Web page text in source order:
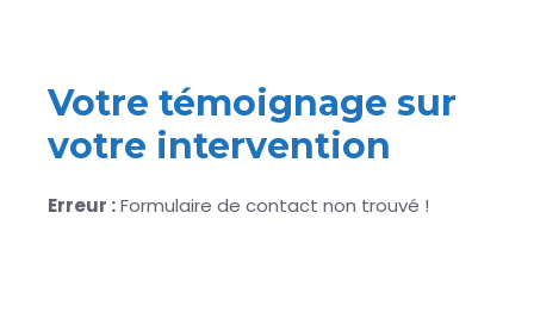
Votre témoignage sur
votre intervention
Erreur :Formulaire de contact non trouvé !